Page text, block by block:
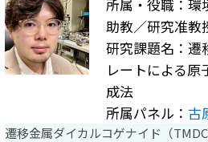
所属・役職：
助教／研究准教
研究課題名：遷
レートによる
成法
所属パネル： 古
遷移金属ダイカルコゲナイド（